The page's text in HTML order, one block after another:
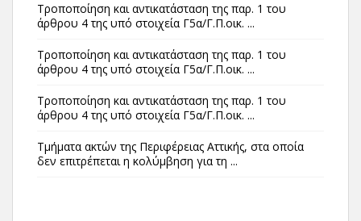
Τροποποίηση και αντικατάσταση της παρ. 1 του
άρθρου 4 της υπό στοιχεία Γ5α/Γ.Π.οικ. ...
Τροποποίηση και αντικατάσταση της παρ. 1 του
άρθρου 4 της υπό στοιχεία Γ5α/Γ.Π.οικ. ...
Τροποποίηση και αντικατάσταση της παρ. 1 του
άρθρου 4 της υπό στοιχεία Γ5α/Γ.Π.οικ. ...
Τμήματα ακτών της Περιφέρειας Αττικής, στα οποία
δεν επιτρέπεται η κολύμβηση για τη ...